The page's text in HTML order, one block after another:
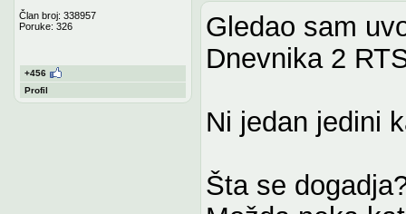
Član broj: 338957
Poruke: 326
+456
Profil
Gledao sam
Dnevnika 2
Ni jedan jedini
Šta se